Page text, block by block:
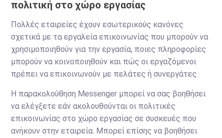
πολιτική στο χώρο εργασίας
Πολλές εταιρείες έχουν εσωτερικούς κανόνες
σχετικά με τα εργαλεία επικοινωνίας που μπορούν να
χρησιμοποιηθούν για την εργασία, ποιες πληροφορίες
μπορούν να κοινοποιηθούν και πώς οι εργαζόμενοι
πρέπει να επικοινωνούν με πελάτες ή συνεργάτες.
Η παρακολούθηση Messenger μπορεί να σας βοηθήσει
να ελέγξετε εάν ακολουθούνται οι πολιτικές
επικοινωνίας στο χώρο εργασίας σε συσκευές που
ανήκουν στην εταιρεία. Μπορεί επίσης να βοηθήσει